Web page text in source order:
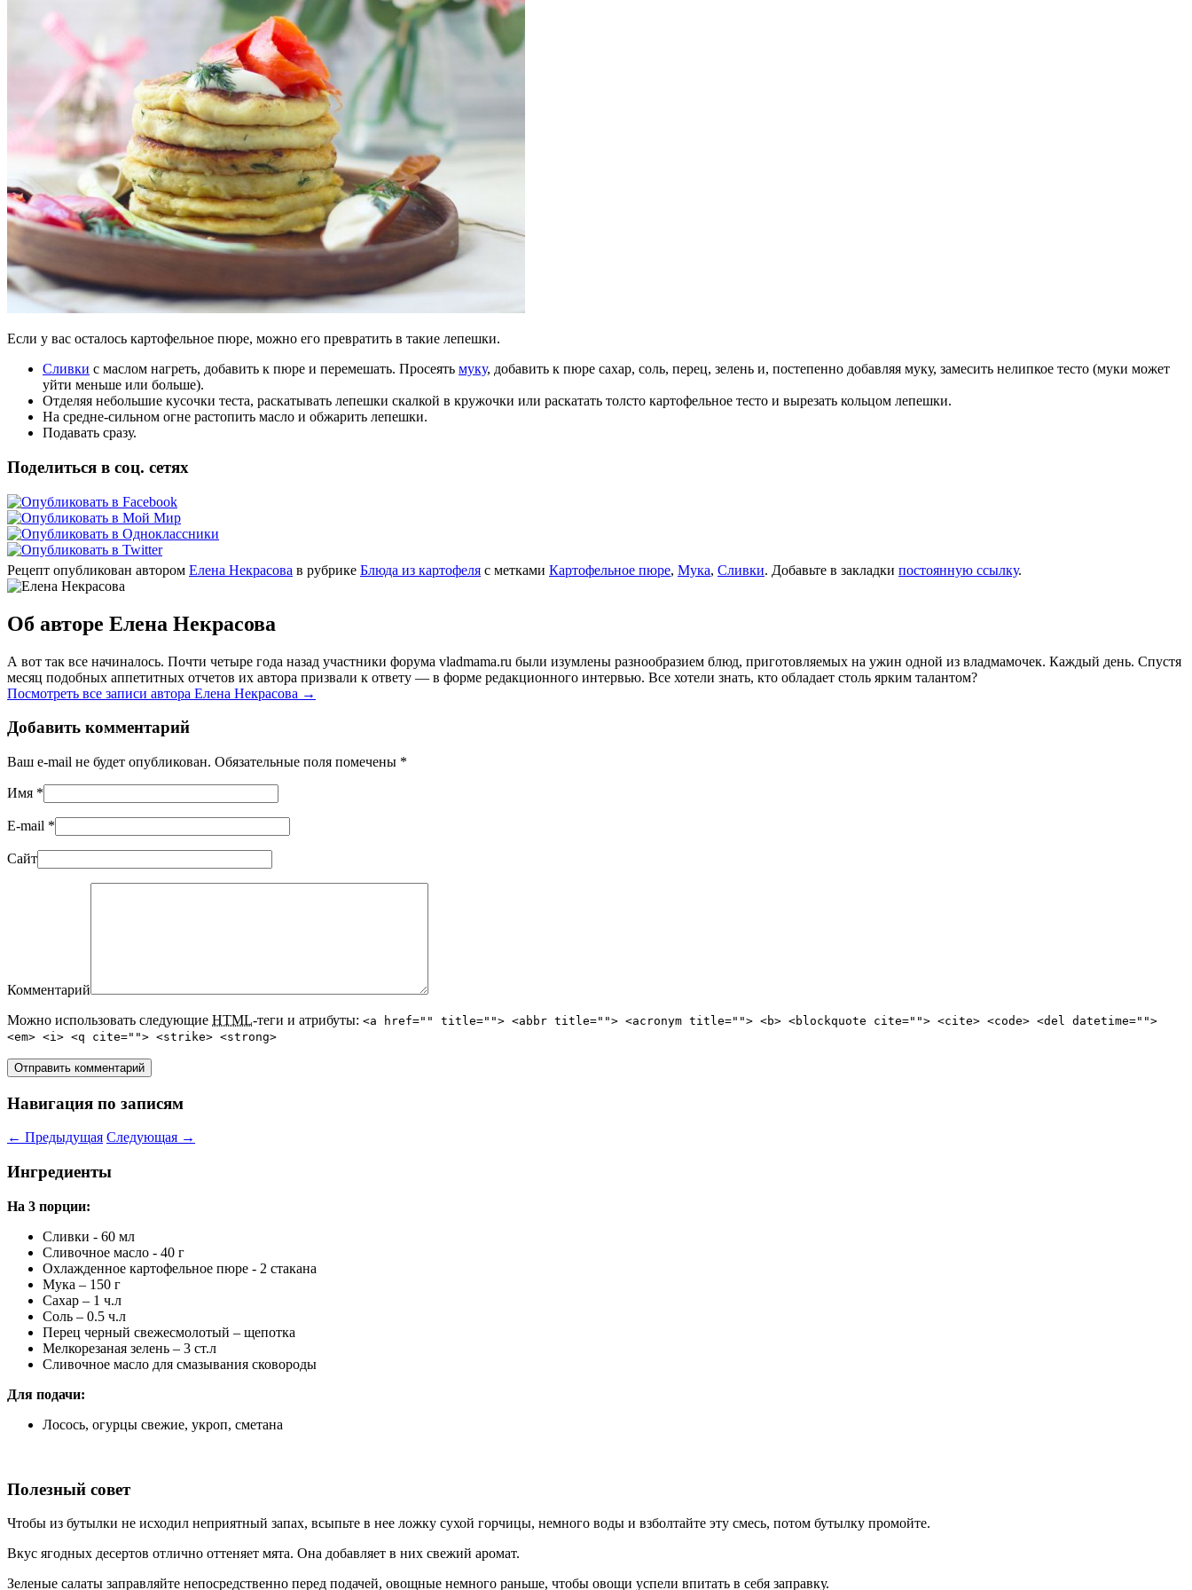
Если у вас осталось картофельное пюре, можно его превратить в такие лепешки.
Сливки с маслом нагреть, добавить к пюре и перемешать. Просеять муку, добавить к пюре сахар, соль, перец, зелень и, постепенно добавляя муку, замесить нелипкое тесто (муки может
уйти меньше или больше).
Отделяя небольшие кусочки теста, раскатывать лепешки скалкой в кружочки или раскатать толсто картофельное тесто и вырезать кольцом лепешки.
На средне-сильном огне растопить масло и обжарить лепешки.
Подавать сразу.
Поделиться в соц. сетях
Рецепт опубликован автором Елена Некрасова в рубрике Блюда из картофеля с метками Картофельное пюре, Мука, Сливки. Добавьте в закладки постоянную ссылку.
Об авторе Елена Некрасова
А вот так все начиналось. Почти четыре года назад участники форума vladmama.ru были изумлены разнообразием блюд, приготовляемых на ужин одной из владмамочек. Каждый день. Спустя
месяц подобных аппетитных отчетов их автора призвали к ответу — в форме редакционного интервью. Все хотели знать, кто обладает столь ярким талантом?
Посмотреть все записи автора Елена Некрасова →
Добавить комментарий
Ваш e-mail не будет опубликован. Обязательные поля помечены *
Имя *
E-mail *
Сайт
Комментарий
Можно использовать следующие HTML-теги и атрибуты: <a href="" title=""> <abbr title=""> <acronym title=""> <b> <blockquote cite=""> <cite> <code> <del datetime="">
<em> <i> <q cite=""> <strike> <strong>
Навигация по записям
← Предыдущая Следующая →
Ингредиенты
На 3 порции:
Сливки - 60 мл
Сливочное масло - 40 г
Охлажденное картофельное пюре - 2 стакана
Мука – 150 г
Сахар – 1 ч.л
Соль – 0.5 ч.л
Перец черный свежесмолотый – щепотка
Мелкорезаная зелень – 3 ст.л
Сливочное масло для смазывания сковороды
Для подачи:
Лосось, огурцы свежие, укроп, сметана
Полезный совет
Чтобы из бутылки не исходил неприятный запах, всыпьте в нее ложку сухой горчицы, немного воды и взболтайте эту смесь, потом бутылку промойте.
Вкус ягодных десертов отлично оттеняет мята. Она добавляет в них свежий аромат.
Зеленые салаты заправляйте непосредственно перед подачей, овощные немного раньше, чтобы овощи успели впитать в себя заправку.